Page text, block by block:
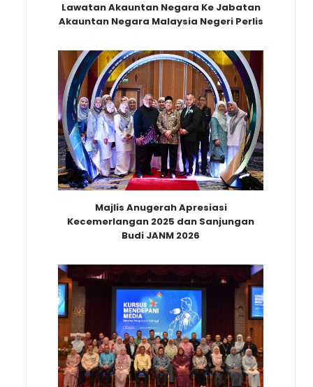
Lawatan Akauntan Negara Ke Jabatan
Akauntan Negara Malaysia Negeri Perlis
Majlis Anugerah Apresiasi
Kecemerlangan 2025 dan Sanjungan
Budi JANM 2026